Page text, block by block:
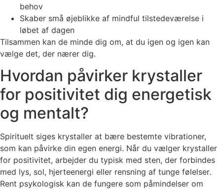
behov
Skaber små øjeblikke af mindful tilstedeværelse i
løbet af dagen
Tilsammen kan de minde dig om, at du igen og igen kan
vælge det, der nærer dig.
Hvordan påvirker krystaller
for positivitet dig energetisk
og mentalt?
Spirituelt siges krystaller at bære bestemte vibrationer,
som kan påvirke din egen energi. Når du vælger krystaller
for positivitet, arbejder du typisk med sten, der forbindes
med lys, sol, hjerteenergi eller rensning af tunge følelser.
Rent psykologisk kan de fungere som påmindelser om